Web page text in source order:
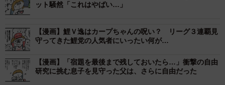
ット騒然「これはやばい…」
【漫画】鯉Ｖ逸はカープちゃんの呪い？ リーグ３連覇見
守ってきた鯉党の人気者にいったい何が…
【漫画】「宿題を最後まで残しておいたら…」衝撃の自由
研究に挑む息子を見守った父は、さらに自由だった